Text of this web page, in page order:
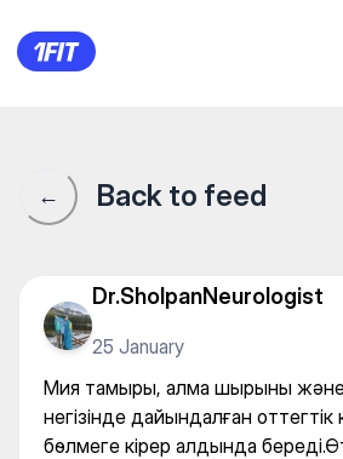
Мия тамыры,
← Back to feed
Dr.SholpanNeurologist
25 January
Мия тамыры, алма шырыны және
негізінде дайындалған
бөлмеге кірер алдында